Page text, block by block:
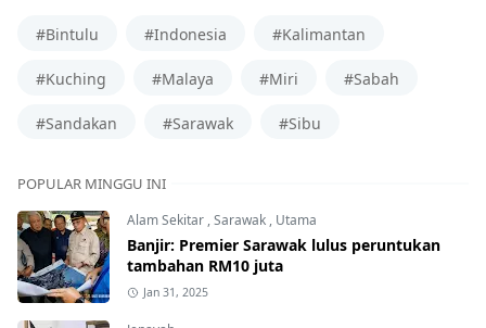
#Bintulu #Indonesia #Kalimantan
#Kuching #Malaya #Miri #Sabah
#Sandakan #Sarawak #Sibu
POPULAR MINGGU INI
Alam Sekitar ,Sarawak , Utama
Banjir: Premier Sarawak lulus peruntukan
tambahan RM10 juta
Jan 31, 2025